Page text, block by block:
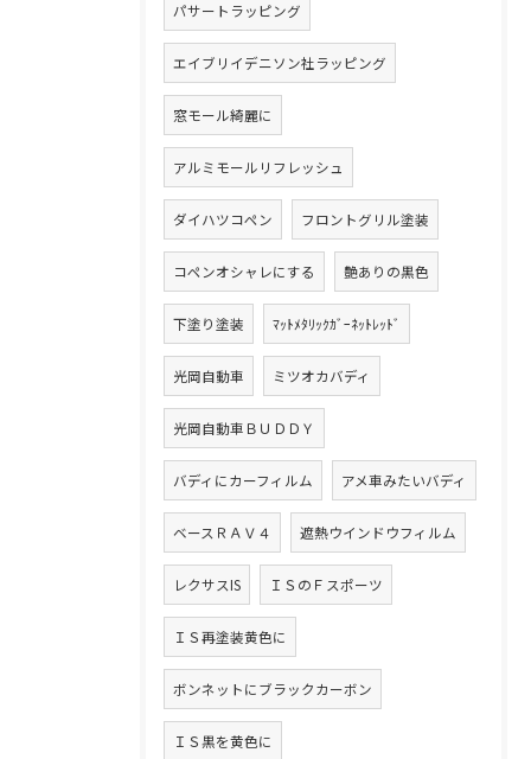
パサートラッピング
エイブリイデニソン社ラッピング
窓モール綺麗に
アルミモールリフレッシュ
ダイハツコペン フロントグリル塗装
コペンオシャレにする 艶ありの黒色
下塗り塗装 ﾏｯﾄﾒﾀﾘｯｸｶﾞｰﾈｯﾄﾚｯﾄﾞ
光岡自動車 ミツオカバディ
光岡自動車ＢＵＤＤＹ
バディにカーフィルム アメ車みたいバディ
ベースＲＡＶ４ 遮熱ウインドウフィルム
レクサスIS ＩＳのＦスポーツ
ＩＳ再塗装黄色に
ボンネットにブラックカーボン
ＩＳ黒を黄色に